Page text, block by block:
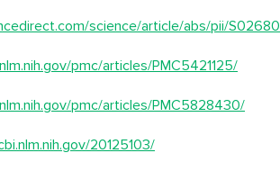
science/article/abs/pii/
pmc/articles/PMC5421125/
pmc/articles/PMC5828430/
20125103/